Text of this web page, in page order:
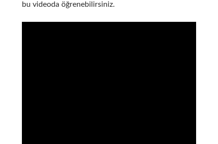
bu videoda öğrenebilirsiniz.